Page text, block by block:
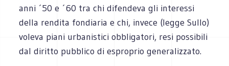
anni ´50 e ´60 tra chi difendeva gli interessi
della rendita fondiaria e chi, invece (legge Sullo)
voleva piani urbanistici obbligatori, resi possibili
dal diritto pubblico di esproprio generalizzato.